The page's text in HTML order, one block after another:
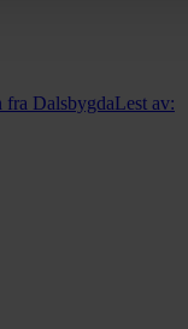
fra DalsbygdaLest av: